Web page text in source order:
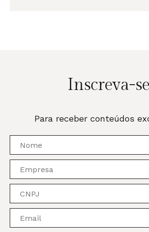
Inscreva-se
Para receber conteúdos